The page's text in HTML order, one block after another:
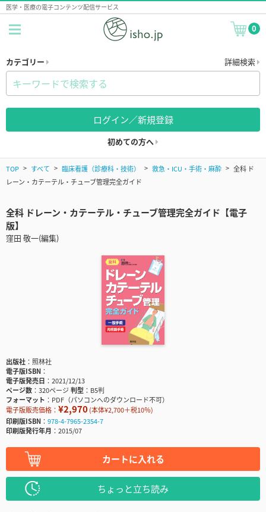
医学・医療の電子コンテンツ配信サービス
0
カテゴリー 詳細検索
ログイン／新規登録
初めての方へ
TOP すべて 臨床看護（診療科・技術） 救急・ICU・手術・麻酔
全科 ド
レーン・カテーテル・チューブ管理完全ガイド
全科 ドレーン・カテーテル・チューブ管理完全ガイド【電子
版】
窪田 敬一(編集)
出版社
照林社
電子版ISBN
電子版発売日
2021/12/13
ページ数
320ページ判型
B5判
フォーマット
PDF（パソコンへのダウンロード不可）
電子版販売価格： ¥2,970(本体¥2,700＋税10％)
印刷版ISBN
978-4-7965-2354-7
印刷版発行年月
2015/07
カートに入れる
ちょっと立ち読み